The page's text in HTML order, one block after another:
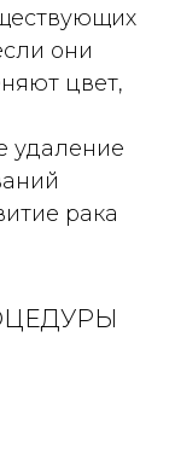
они
цвет,
удаление
рака